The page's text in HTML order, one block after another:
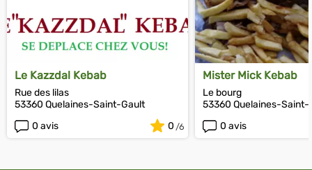
Le Kazzdal Kebab
Rue des lilas
53360 Quelaines-Saint-Gault
0 avis
0
Mister Mick Kebab
Le bourg
53360 Quelaines-Saint-
0 avis